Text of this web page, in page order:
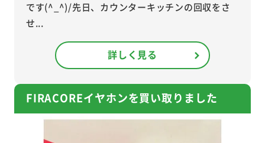
です(^_^)/先日、カウンターキッチンの回収をさ
せ...
詳しく見る
FIRACOREイヤホンを買い取りました